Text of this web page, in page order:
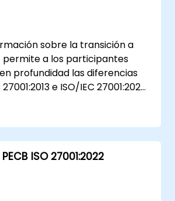
sobre la transición a
permite a los participantes
profundidad las diferencias
e ISO/IEC 27001:2022.
los nuevos conceptos
ISO/IEC 27001:2022.
ISO 27001:2022